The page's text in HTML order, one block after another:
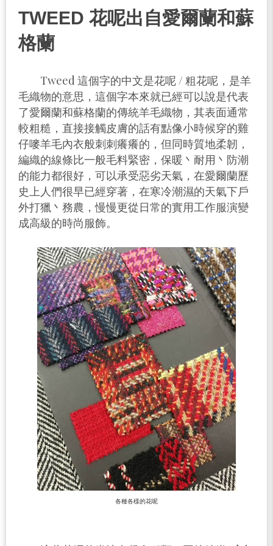
TWEED 花呢出自愛爾蘭和蘇
格蘭
Tweed 這個字的中文是花呢 / 粗花呢，是羊
毛織物的意思，這個字本來就已經可以說是代表
了愛爾蘭和蘇格蘭的傳統羊毛織物，其表面通常
較粗糙，直接接觸皮膚的話有點像小時候穿的雞
仔嘜羊毛內衣般刺刺癢癢的，但同時質地柔韌，
編織的線條比一般毛料緊密，保暖丶耐用丶防潮
的能力都很好，可以承受惡劣天氣，在愛爾蘭歷
史上人們很早已經穿著，在寒冷潮濕的天氣下戶
外打獵丶務農，慢慢更從日常的實用工作服演變
成高級的時尚服飾。
各種各樣的花呢